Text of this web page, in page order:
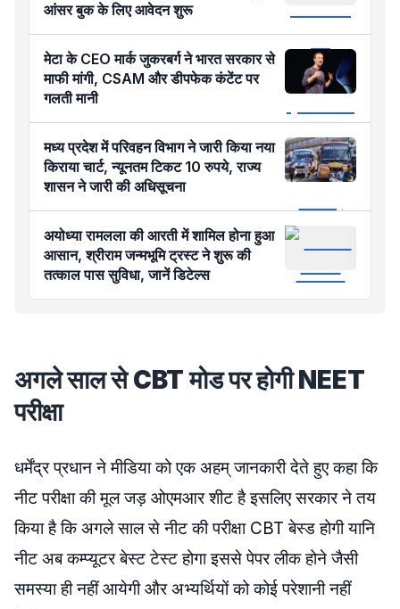
आंसर बुक के लिए आवेदन शुरू
मेटा के CEO मार्क जुकरबर्ग ने भारत सरकार से
माफी मांगी, CSAM और डीपफेक कंटेंट पर
गलती मानी
मध्य प्रदेश में परिवहन विभाग ने जारी किया नया
किराया चार्ट, न्यूनतम टिकट 10 रुपये, राज्य
शासन ने जारी की अधिसूचना
अयोध्या रामलला की आरती में शामिल होना हुआ
आसान, श्रीराम जन्मभूमि ट्रस्ट ने शुरू की
तत्काल पास सुविधा, जानें डिटेल्स
अगले साल से CBT मोड पर होगी NEET
परीक्षा
धर्मेंद्र प्रधान ने मीडिया को एक अहम् जानकारी देते हुए कहा कि
नीट परीक्षा की मूल जड़ ओएमआर शीट है इसलिए सरकार ने तय
किया है कि अगले साल से नीट की परीक्षा CBT बेस्ड होगी यानि
नीट अब कम्प्यूटर बेस्ट टेस्ट होगा इससे पेपर लीक होने जैसी
समस्या ही नहीं आयेगी और अभ्यर्थियों को कोई परेशानी नहीं